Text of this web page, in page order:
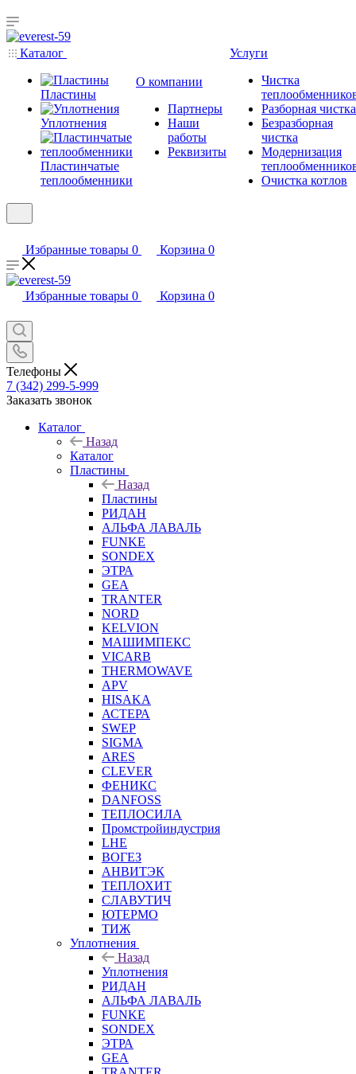
Каталог
Пластины
Уплотнения
Пластинчатые
теплообменники
О компании
Партнеры
Наши
работы
Реквизиты
Услуги
Чистка
Разборная чистка
Безразборная
чистка
Модернизация
Очистка котлов
Избранные товары 0 Корзина 0
Избранные товары 0 Корзина 0
Телефоны
7 (342) 299-5-999
Заказать звонок
Каталог
Назад
Каталог
Пластины
Назад
Пластины
РИДАН
АЛЬФА ЛАВАЛЬ
FUNKE
SONDEX
ЭТРА
GEA
TRANTER
NORD
KELVION
МАШИМПЕКС
VICARB
THERMOWAVE
APV
HISAKA
АСТЕРА
SWEP
SIGMA
ARES
CLEVER
ФЕНИКС
DANFOSS
ТЕПЛОСИЛА
Промстройиндустрия
LHE
ВОГЕЗ
АНВИТЭК
ТЕПЛОХИТ
СЛАВУТИЧ
ЮТЕРМО
ТИЖ
Уплотнения
Назад
Уплотнения
РИДАН
АЛЬФА ЛАВАЛЬ
FUNKE
SONDEX
ЭТРА
GEA